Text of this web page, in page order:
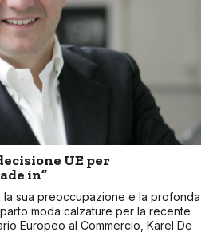
UE per
in”
la sua preoccupazione e la profonda
moda calzature per la recente
Europeo al Commercio, Karel De